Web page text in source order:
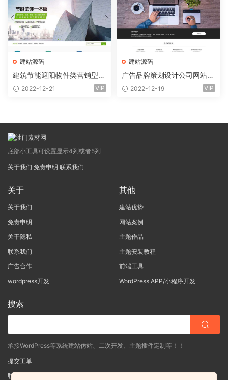
建站源码
建筑节能遮阳物件类营销型网
站pbootcms模板(PC+WAP)
2022-12-21 VIP
建站源码
广告品牌策划设计公司网站p
bootcms模板(自适应手机)
2022-12-19 VIP
底部小工具可设置显示4列或者5列
关于我们 免责申明 联系我们
关于
关于我们
免责申明
关于隐私
联系我们
广告合作
wordpress开发
其他
建站优势
网站案例
主题作品
主题安装教程
前端工具
WordPress APP/小程序开发
搜索
承接WordPress等系统建站仿站、二次开发、主题插件定制等！！
提交工单
联系客服